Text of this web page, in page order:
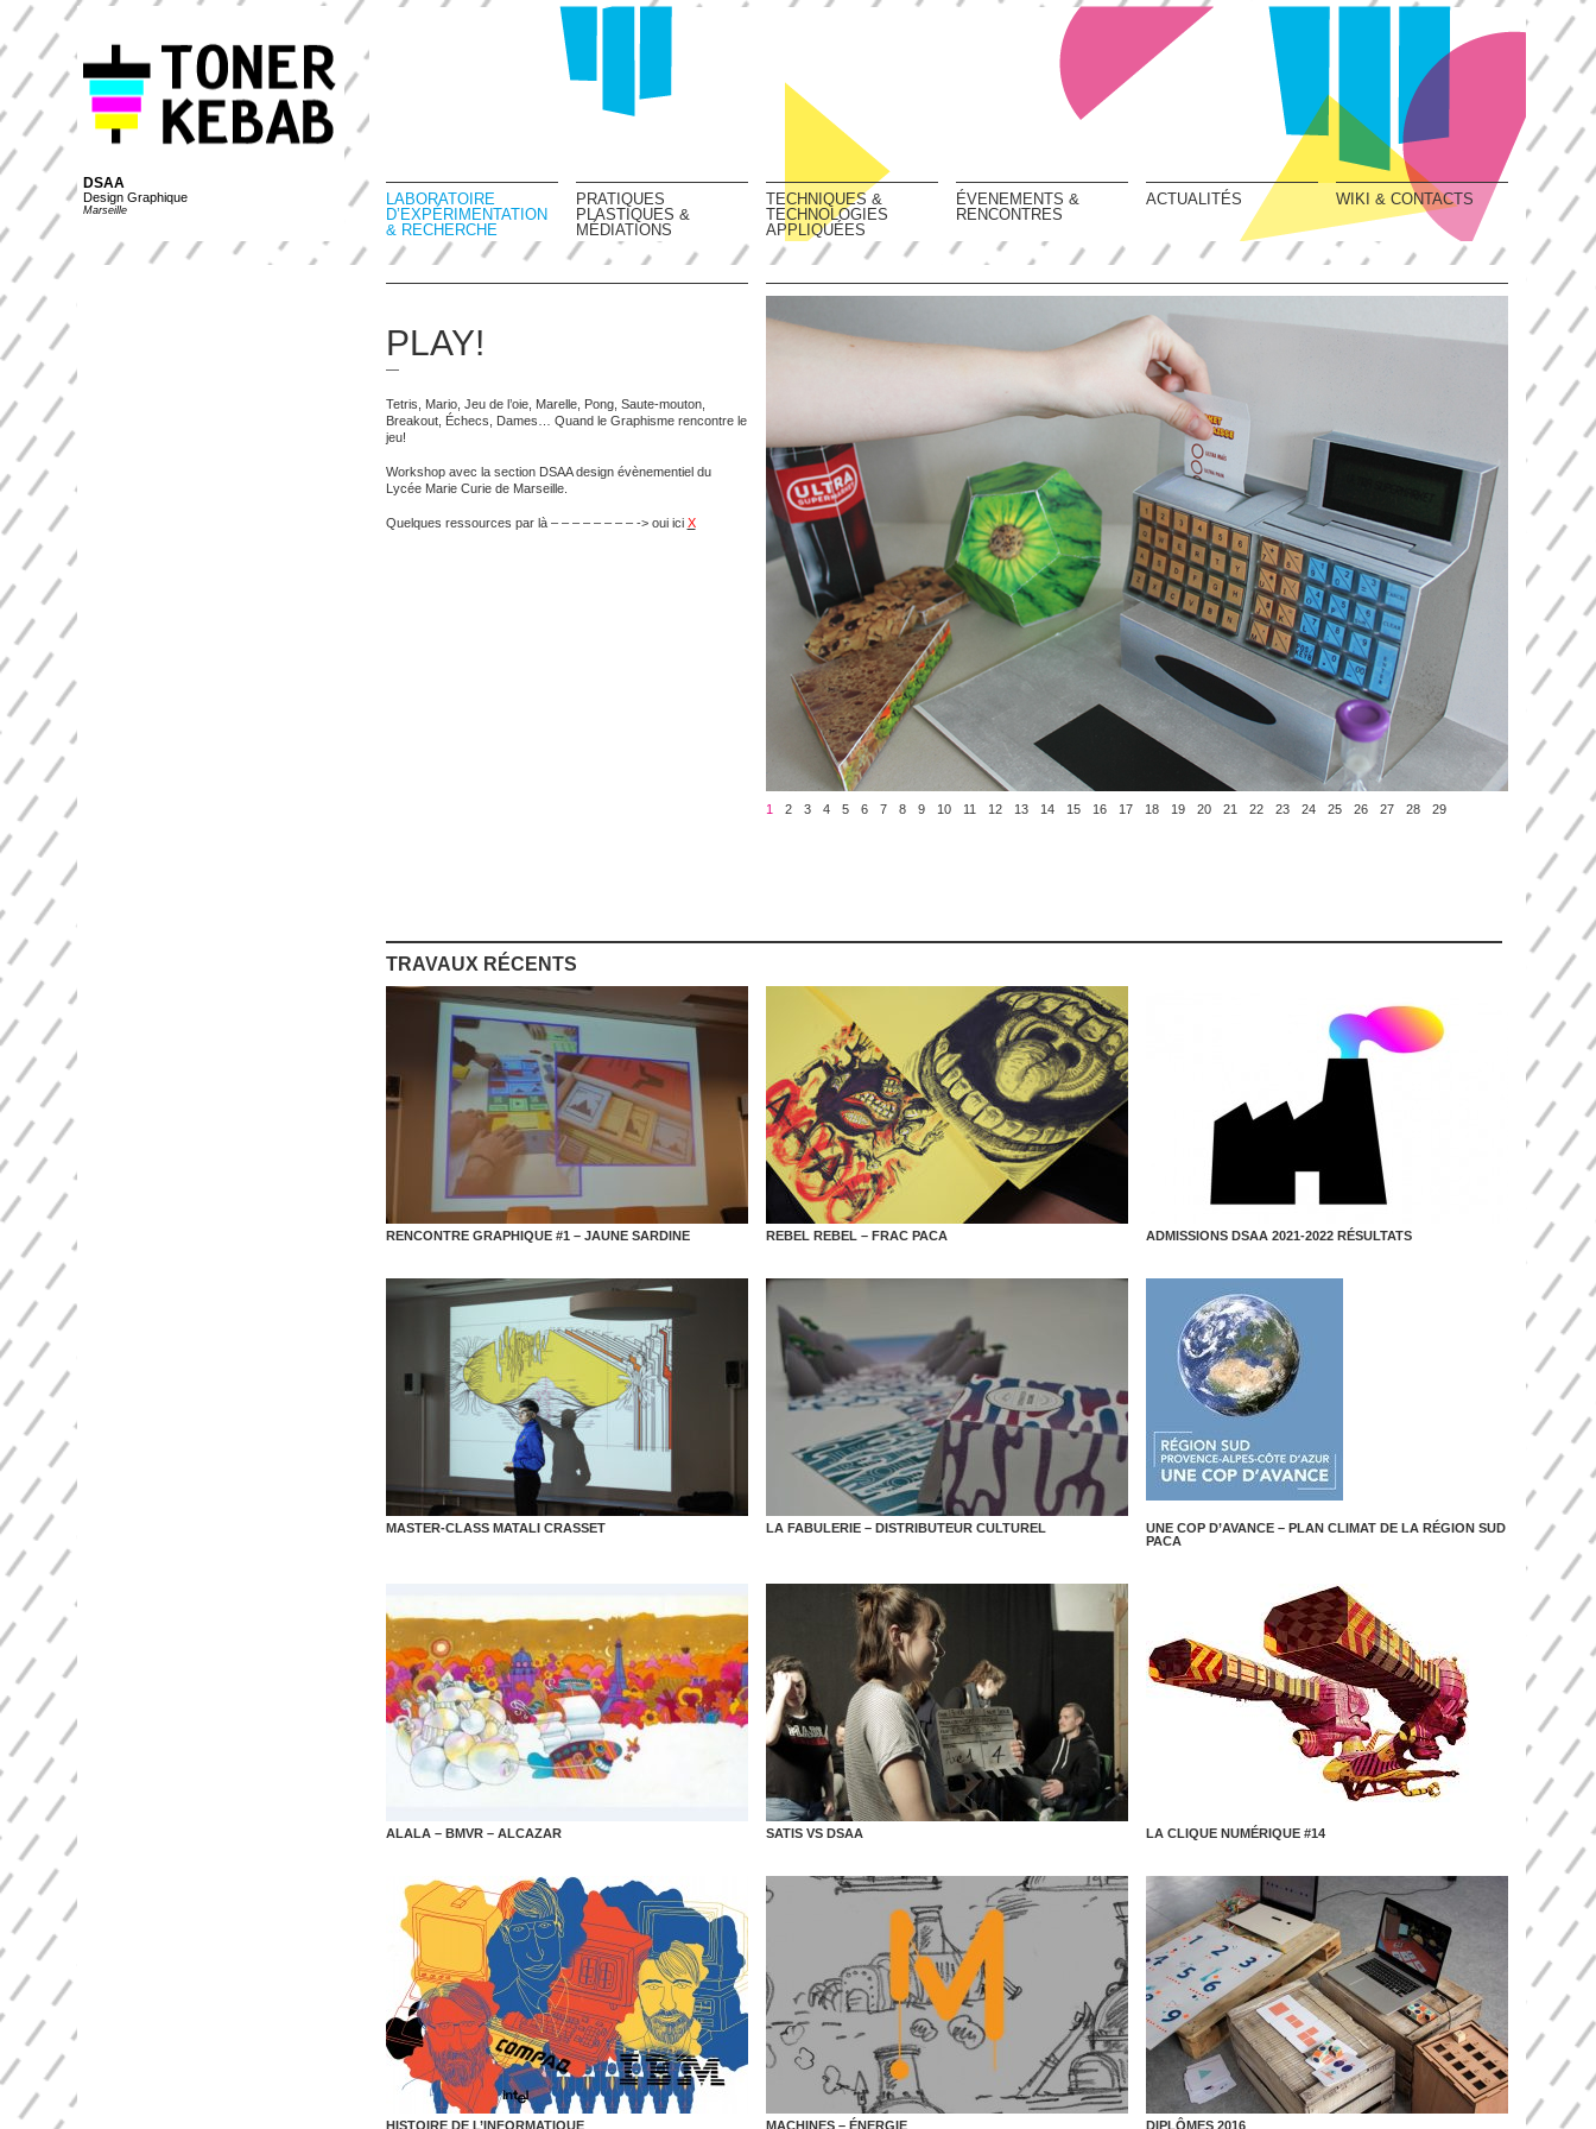
DSAA
Design Graphique
Marseille
LABORATOIRE
D’EXPÉRIMENTATION
& RECHERCHE
PRATIQUES
PLASTIQUES &
MÉDIATIONS
TECHNIQUES &
TECHNOLOGIES
APPLIQUÉES
ÉVENEMENTS &
RENCONTRES
ACTUALITÉS WIKI & CONTACTS
1 2 3 4 5 6 7 8 9 10 11 12 13 14 15 16 17 18 19 20 21 22 23 24 25 26 27 28 29
PLAY!
—
Tetris, Mario, Jeu de l’oie, Marelle, Pong, Saute-mouton,
Breakout, Échecs, Dames… Quand le Graphisme rencontre le
jeu!
Workshop avec la section DSAA design évènementiel du
Lycée Marie Curie de Marseille.
Quelques ressources par là – – – – – – – – -> oui ici X
TRAVAUX RÉCENTS
RENCONTRE GRAPHIQUE #1 – JAUNE SARDINE REBEL REBEL – FRAC PACA ADMISSIONS DSAA 2021-2022 RÉSULTATS
MASTER-CLASS MATALI CRASSET LA FABULERIE – DISTRIBUTEUR CULTUREL
UNE COP D’AVANCE – PLAN CLIMAT DE LA RÉGION SUD
PACA
ALALA – BMVR – ALCAZAR SATIS VS DSAA LA CLIQUE NUMÉRIQUE #14
HISTOIRE DE L’INFORMATIQUE MACHINES – ÉNERGIE DIPLÔMES 2016